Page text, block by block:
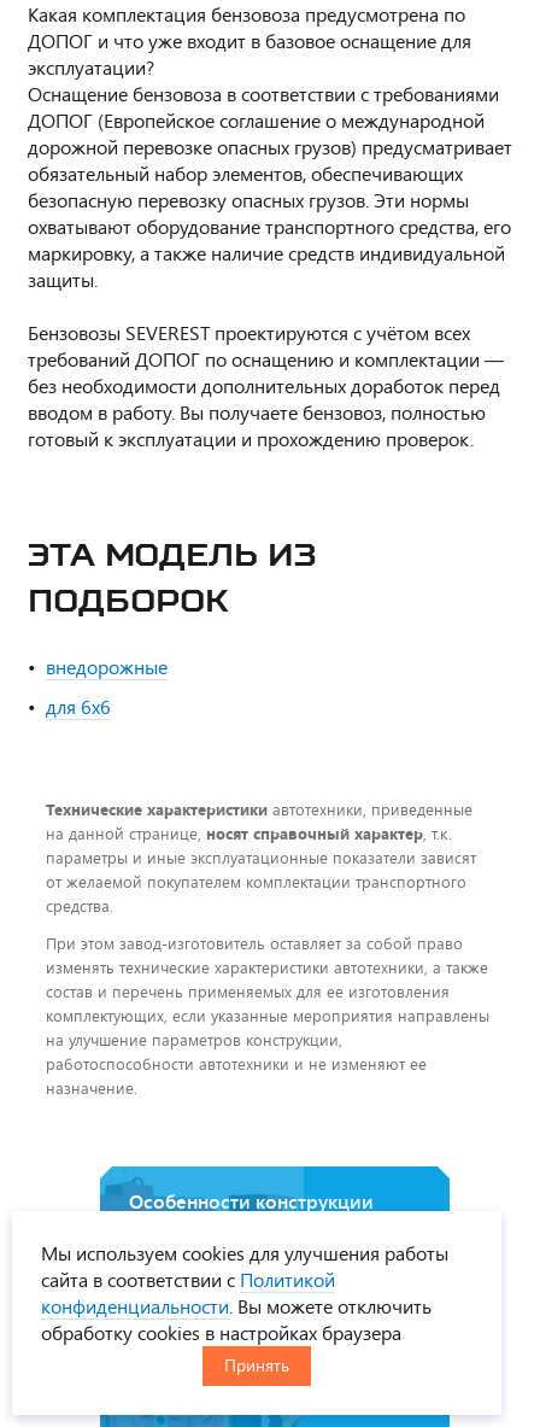
Какая комплектация бензовоза предусмотрена по
ДОПОГ и что уже входит в базовое оснащение для
эксплуатации?
Оснащение бензовоза в соответствии с требованиями
ДОПОГ (Европейское соглашение о международной
дорожной перевозке опасных грузов) предусматривает
обязательный набор элементов, обеспечивающих
безопасную перевозку опасных грузов. Эти нормы
охватывают оборудование транспортного средства, его
маркировку, а также наличие средств индивидуальной
защиты.
Бензовозы SEVEREST проектируются с учётом всех
требований ДОПОГ по оснащению и комплектации —
без необходимости дополнительных доработок перед
вводом в работу. Вы получаете бензовоз, полностью
готовый к эксплуатации и прохождению проверок.
ЭТА МОДЕЛЬ ИЗ
ПОДБОРОК
внедорожные
для 6x6
Технические характеристики автотехники, приведенные
на данной странице, носят справочный характер, т.к.
параметры и иные эксплуатационные показатели зависят
от желаемой покупателем комплектации транспортного
средства.
При этом завод-изготовитель оставляет за собой право
изменять технические характеристики автотехники, а также
состав и перечень применяемых для ее изготовления
комплектующих, если указанные мероприятия направлены
на улучшение параметров конструкции,
работоспособности автотехники и не изменяют ее
назначение.
Особенности конструкции
УРАЛСПЕЦТРАНС
Варианты систем
перекачивания ГСМ
Мы используем cookies для улучшения работы
сайта в соответствии с Политикой
конфиденциальности . Вы можете отключить
обработку cookies в настройках браузера
Принять